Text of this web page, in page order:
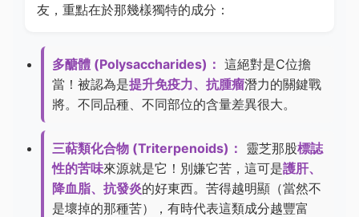
友，重點在於那幾樣獨特的成分：
多醣體 (Polysaccharides)： 這絕對是C位擔
當！被認為是提升免疫力、抗腫瘤潛力的關鍵戰
將。不同品種、不同部位的含量差異很大。
三萜類化合物 (Triterpenoids)： 靈芝那股標誌
性的苦味來源就是它！別嫌它苦，這可是護肝、
降血脂、抗發炎的好東西。苦得越明顯（當然不
是壞掉的那種苦），有時代表這類成分越豐富